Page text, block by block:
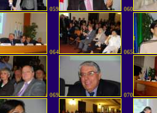
059 060
064 065
069 070